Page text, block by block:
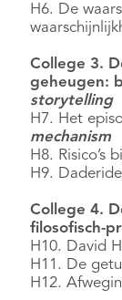
H6. De
College 3.
geheugen:
storytelling
H7. Het
mechanism
H8. Risico’s
H9.
College 4.
filosofisch-
H10. David
H11. De
H12.